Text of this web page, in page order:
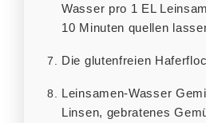
Wasser pro 1 EL
10 Minuten quellen
Die glutenfreien
Leinsamen-Wasser Gemisch, abgekühlte
Linsen, gebratenes